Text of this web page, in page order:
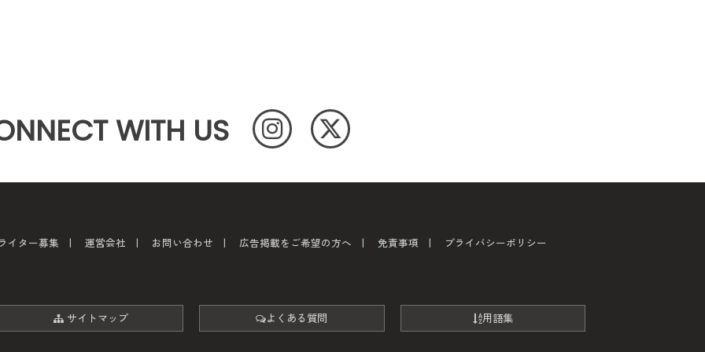
WITH US
イター募集 運営会社 お問い合わせ 広告掲載をご希望の方へ 免責事項 プライバシーポリシー
サイトマップ よくある質問 用語集